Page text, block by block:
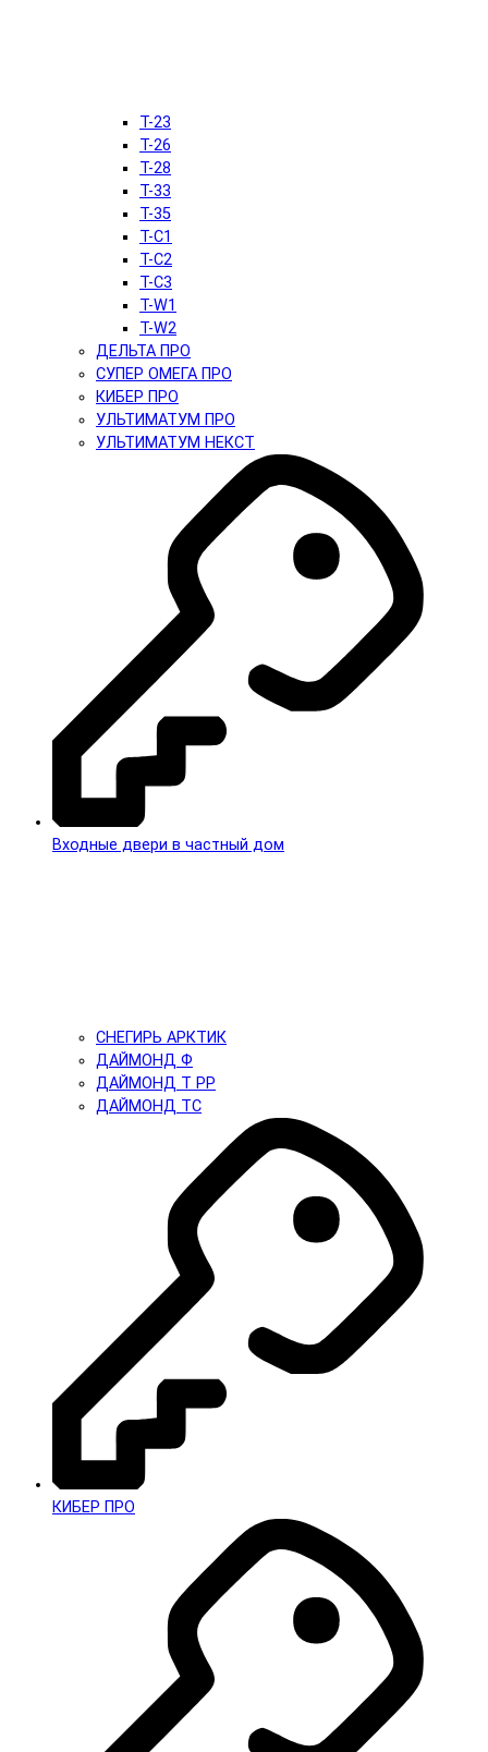
T-23
T-26
T-28
T-33
T-35
T-C1
T-C2
T-C3
T-W1
T-W2
ДЕЛЬТА ПРО
СУПЕР ОМЕГА ПРО
КИБЕР ПРО
УЛЬТИМАТУМ ПРО
УЛЬТИМАТУМ НЕКСТ
Входные двери в частный дом
СНЕГИРЬ АРКТИК
ДАЙМОНД Ф
ДАЙМОНД Т PP
ДАЙМОНД ТС
КИБЕР ПРО